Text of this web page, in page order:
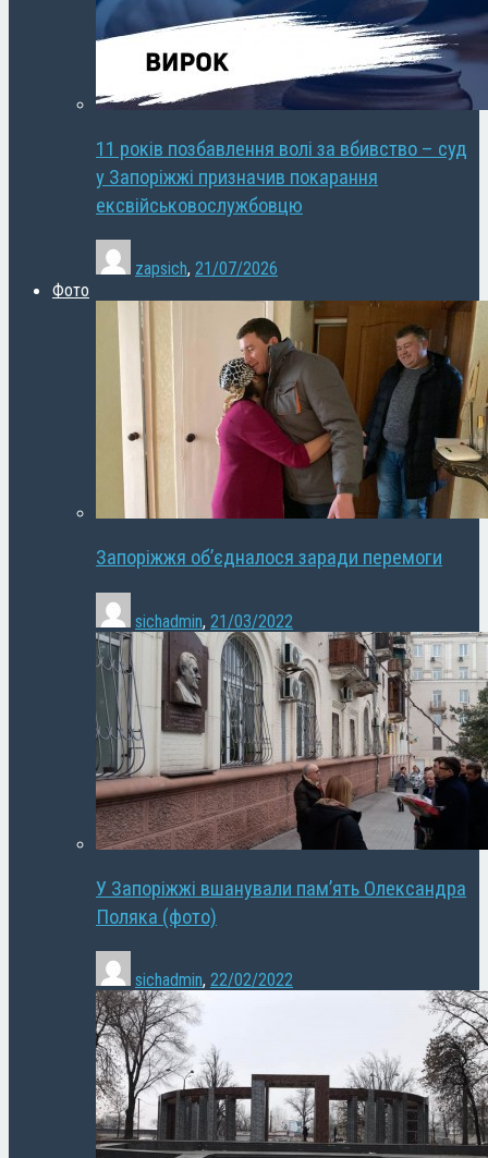
11 років позбавлення волі за вбивство – суд
у Запоріжжі призначив покарання
ексвійськовослужбовцю
zapsich, 21/07/2026
Фото
Запоріжжя об’єдналося заради перемоги
sichadmin, 21/03/2022
У Запоріжжі вшанували пам’ять Олександра
Поляка (фото)
sichadmin, 22/02/2022